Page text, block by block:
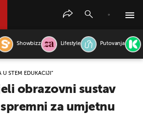
Showbizz Lifestyle Putovanja
U STEM EDUKACIJI”
obrazovni sustav
za umjetnu